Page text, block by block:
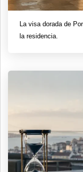
La visa dorada de
la residencia.